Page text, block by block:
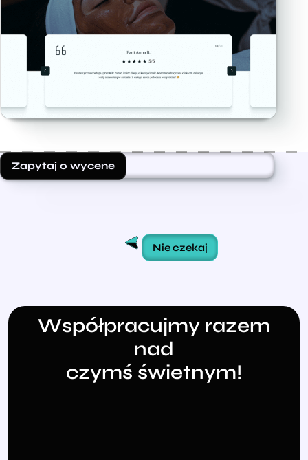
Zapytaj o wycene
Nie czekaj
Współpracujmy razem
nad
czymś świetnym!